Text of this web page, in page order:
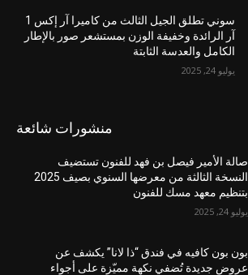
سوني تطلق الجيل الثالث من كاميرا آر إكس 1
آر الرائدة وخفيفة الوزن بمستشعر صور بالإطار
الكامل والعدسة الثابتة
يوليو 24, 2025
منشورات شائعة
صالة الأمير فيصل بن فهد للفنون تستضيف
النسخة الثالثة من معرضها السنوي بصيف 2025
بتنظيم معهد مسك للفنون
يوليو 24, 2025
بون بون كافيه في فندق “ذا لانا” يكشف عن
عروض جديدة تُضفي نكهة مميّزة على أجواء